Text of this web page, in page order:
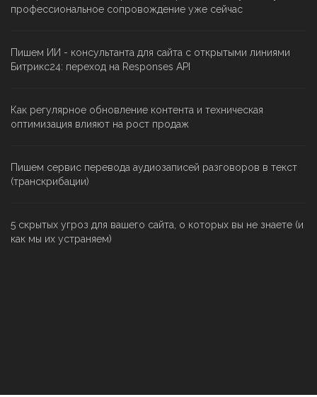
профессиональное сопровождение уже сейчас
Пишем ИИ - консультанта для сайта с открытыми линиями
Битрикс24: переход на Responses API
Как регулярное обновление контента и техническая
оптимизация влияют на рост продаж
Пишем сервис перевода аудиозаписей разговоров в текст
(транскрибации)
5 скрытых угроз для вашего сайта, о которых вы не знаете (и
как мы их устраняем)